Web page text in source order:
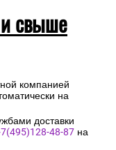
свыше
компанией
на
доставки
48-87 на